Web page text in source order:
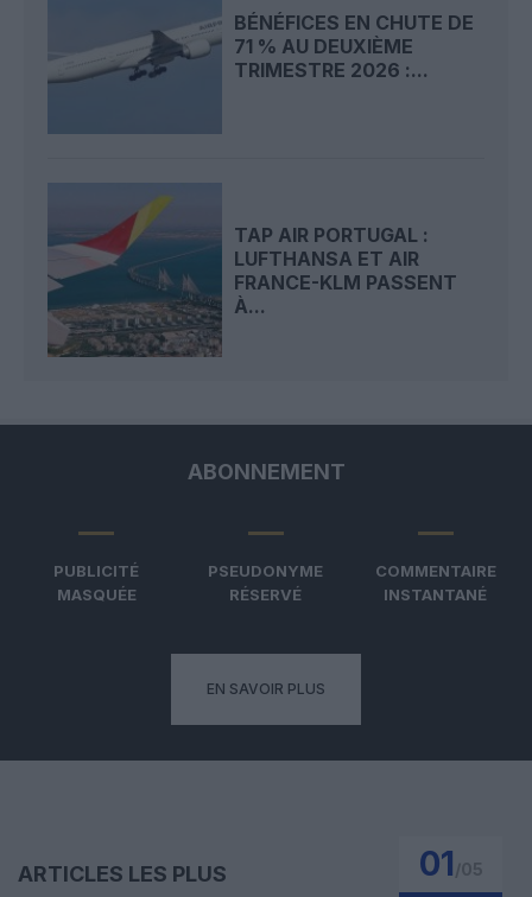
BÉNÉFICES EN CHUTE DE
71 % AU DEUXIÈME
TRIMESTRE 2026 :...
TAP AIR PORTUGAL :
LUFTHANSA ET AIR
FRANCE-KLM PASSENT
À...
ABONNEMENT
PUBLICITÉ
MASQUÉE
PSEUDONYME
RÉSERVÉ
COMMENTAIRE
INSTANTANÉ
EN SAVOIR PLUS
ARTICLES LES PLUS
01